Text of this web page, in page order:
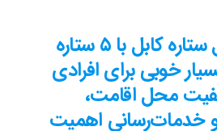
هتل سرنا و هتل ستاره کابل با ۵ ستاره
خوبی برای افرادی
محل اقامت،
خدمات‌رسانی اهمیت